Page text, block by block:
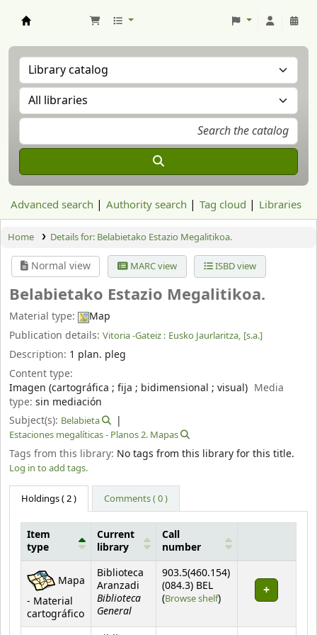
Advanced search Authority search Tag cloud Libraries
Home Details for: Belabietako Estazio Megalitikoa.
Normal view MARC view ISBD view
Belabietako Estazio Megalitikoa.
Material type:
Map
Publication details: Vitoria -Gateiz : Eusko Jaurlaritza, [s.a.]
Description: 1 plan. pleg
Content type:
Imagen (cartográfica ; fija ; bidimensional ; visual) Media
type: sin mediación
Subject(s): Belabieta
Estaciones megalíticas - Planos 2. Mapas
Tags from this library: No tags from this library for this title.
Log in to add tags.
Holdings( 2 ) Comments ( 0 )
Holdings
Item
type
Current
library
Call
number
Mapa
- Material
cartográfico
Biblioteca
Aranzadi
Biblioteca
General
903.5(460.154)
(084.3) BEL
(Browse shelf(Opens below)
)